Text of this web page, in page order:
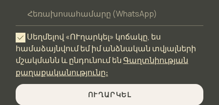
Սեղմելով «ՈՒղարկել» կոճակը, ես
համաձայնվում եմ իմ անձնական տվյալների
մշակմանն և ընդունում են Գաղտնիության
քաղաքականությունը։
ՈՒՂԱՐԿԵԼ